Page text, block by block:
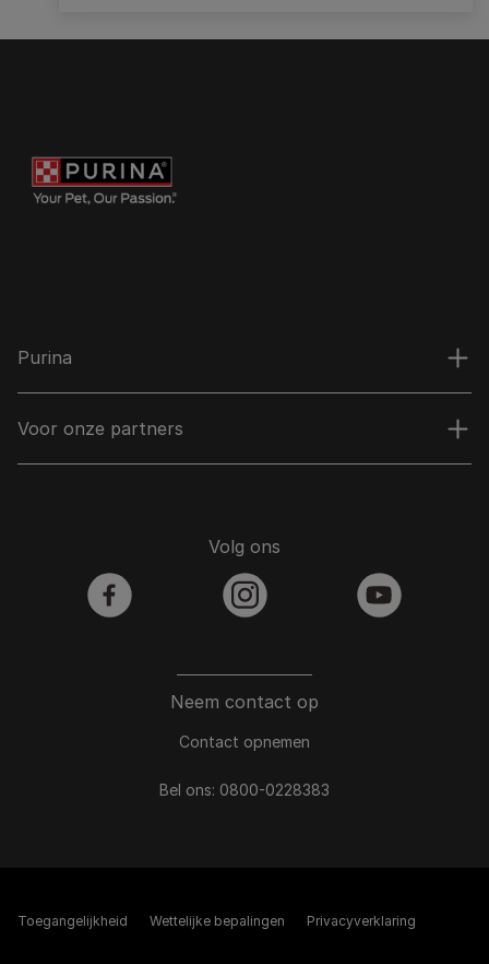
Purina
Voor onze partners
Neem contact op
Contact opnemen
Bel ons: 0800-0228383
Volg ons
facebook instagram youtube
Toegangelijkheid Wettelijke bepalingen​ Privacyverklaring